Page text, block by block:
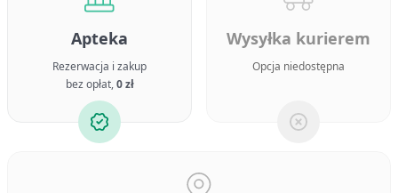
Apteka
Rezerwacja i zakup
bez opłat,0 zł
Wysyłka kurierem
Opcja niedostępna